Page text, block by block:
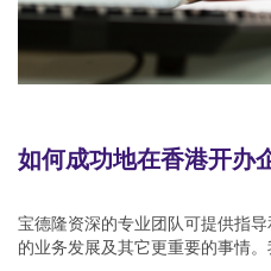
如何成功地在香港开办
宝德隆资深的专业团队可提供指
的业务发展及其它更重要的事情